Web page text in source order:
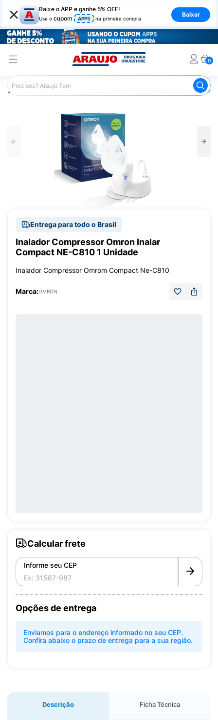
× Baixe o APP e ganhe 5% OFF!
Use o cupom APP5 na primeira compra
Baixar
0
Araujo Saúde e Bem Estar Aparelhos de Respiração
Entrega para todo o Brasil
Inalador Compressor Omron Inalar
Compact NE-C810 1 Unidade
Inalador Compressor Omrom Compact Ne-C810
Marca:OMRON
Calcular frete
Informe seu CEP
Opções de entrega
Enviamos para o endereço informado no seu CEP.
Confira abaixo o prazo de entrega para a sua região.
Descrição Ficha Técnica